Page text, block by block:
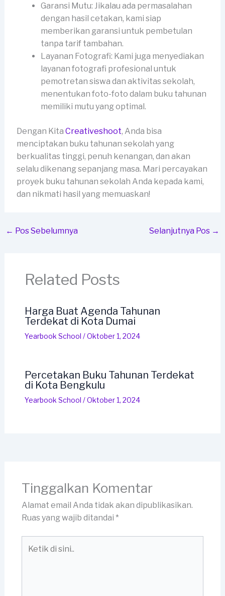
Garansi Mutu: Jikalau ada permasalahan
dengan hasil cetakan, kami siap
memberikan garansi untuk pembetulan
tanpa tarif tambahan.
Layanan Fotografi: Kami juga menyediakan
layanan fotografi profesional untuk
pemotretan siswa dan aktivitas sekolah,
menentukan foto-foto dalam buku tahunan
memiliki mutu yang optimal.
Dengan Kita Creativeshoot, Anda bisa
menciptakan buku tahunan sekolah yang
berkualitas tinggi, penuh kenangan, dan akan
selalu dikenang sepanjang masa. Mari percayakan
proyek buku tahunan sekolah Anda kepada kami,
dan nikmati hasil yang memuaskan!
← Pos Sebelumnya Selanjutnya Pos →
Related Posts
Harga Buat Agenda Tahunan
Terdekat di Kota Dumai
Yearbook School /Oktober 1, 2024
Percetakan Buku Tahunan Terdekat
di Kota Bengkulu
Yearbook School /Oktober 1, 2024
Tinggalkan Komentar
Alamat email Anda tidak akan dipublikasikan.
Ruas yang wajib ditandai *